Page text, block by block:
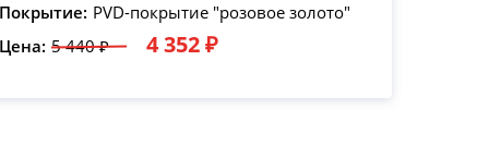
Покрытие: PVD-покрытие "розовое золото"
Цена: 5 440 ₽ 4 352 ₽